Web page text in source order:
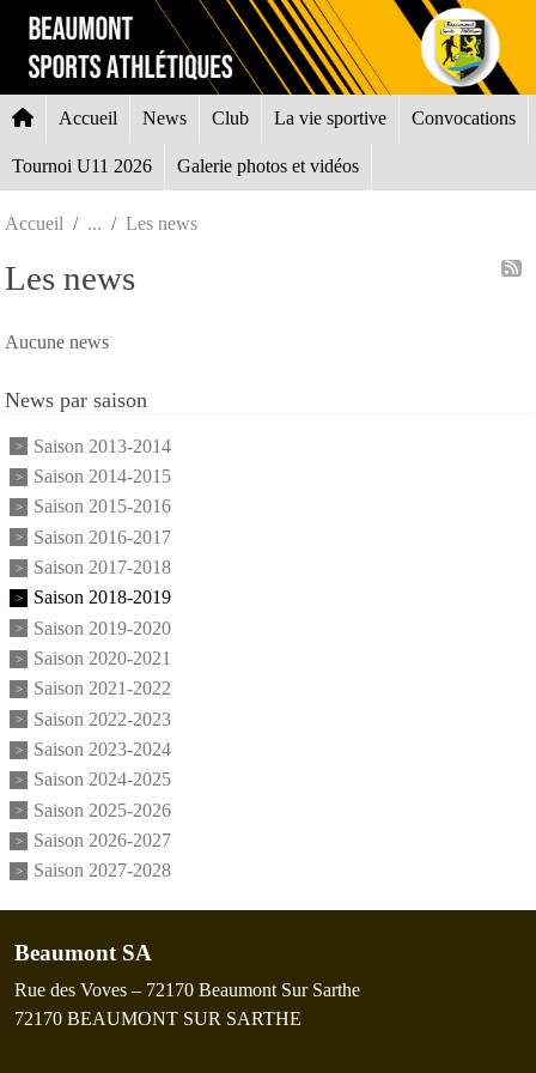
Accueil News Club La vie sportive Convocations
Tournoi U11 2026 Galerie photos et vidéos
Accueil Les news
Les news
Aucune news
News par saison
Saison 2013-2014
Saison 2014-2015
Saison 2015-2016
Saison 2016-2017
Saison 2017-2018
Saison 2018-2019
Saison 2019-2020
Saison 2020-2021
Saison 2021-2022
Saison 2022-2023
Saison 2023-2024
Saison 2024-2025
Saison 2025-2026
Saison 2026-2027
Saison 2027-2028
Beaumont SA
Rue des Voves – 72170 Beaumont Sur Sarthe
72170 BEAUMONT SUR SARTHE
Panneau de gestion des cookies